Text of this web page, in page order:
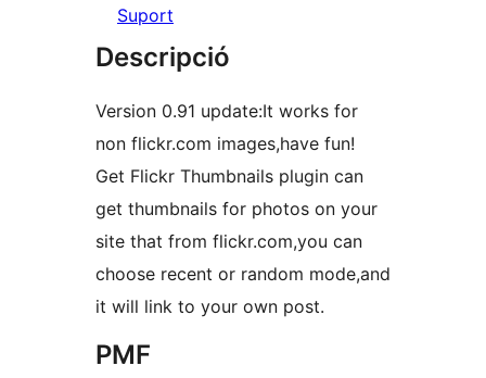
Suport
Descripció
Version 0.91 update:It works for
non flickr.com images,have fun!
Get Flickr Thumbnails plugin can
get thumbnails for photos on your
site that from flickr.com,you can
choose recent or random mode,and
it will link to your own post.
PMF